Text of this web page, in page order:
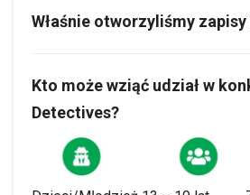
Właśnie otworzyliśmy
Kto może wziąć udział w
Detectives?